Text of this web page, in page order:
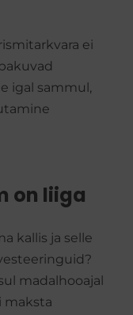
ei
igal sammul,
on liiga
kallis ja selle
madalhooajal
maksta